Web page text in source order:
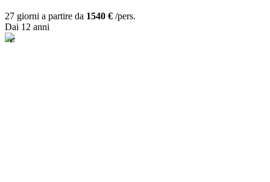
27 giorni a partire da 1540 € /pers.
Dai 12 anni